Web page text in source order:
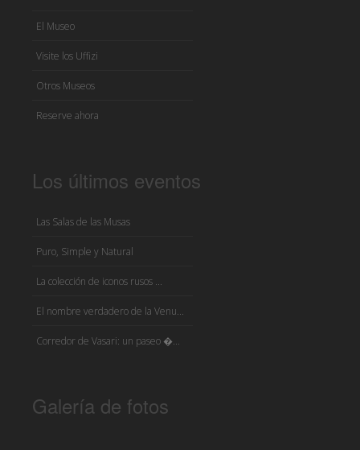
El Museo
Visite los Uffizi
Otros Museos
Reserve ahora
Los últimos eventos
Las Salas de las Musas
Puro, Simple y Natural
La colección de iconos rusos ...
El nombre verdadero de la Venu...
Corredor de Vasari: un paseo �...
Galería de fotos